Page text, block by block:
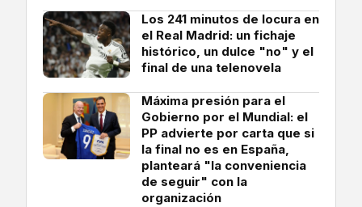
Los 241 minutos de locura en
el Real Madrid: un fichaje
histórico, un dulce "no" y el
final de una telenovela
Máxima presión para el
Gobierno por el Mundial: el
PP advierte por carta que si
la final no es en España,
planteará "la conveniencia
de seguir" con la
organización